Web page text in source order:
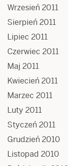
Wrzesień 2011
Sierpień 2011
Lipiec 2011
Czerwiec 2011
Maj 2011
Kwiecień 2011
Marzec 2011
Luty 2011
Styczeń 2011
Grudzień 2010
Listopad 2010